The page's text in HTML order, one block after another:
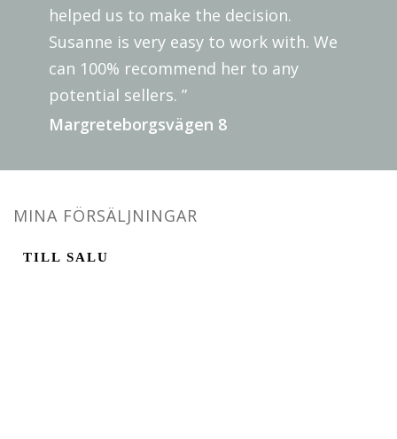
helped us to make the decision.
Susanne is very easy to work with. We
can 100% recommend her to any
potential sellers. ”
Margreteborgsvägen 8
MINA FÖRSÄLJNINGAR
TILL SALU